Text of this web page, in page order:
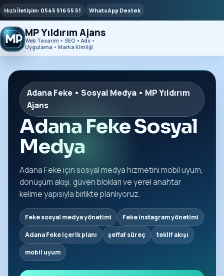
Hızlı İletişim: 0545 516 55 51 WhatsApp Destek
MP Yıldırım Ajans
Web Tasarım • SEO • Ads •
Uygulama • Marka Kimliği
Adana Feke • Sosyal Medya • MP Yıldırım
Ajans
Adana Feke Sosyal
Medya
Adana Feke için sosyal medya hizmetini mobil uyum,
dönüşüm akışı, güven blokları ve yerel anahtar
kelime yapısıyla birlikte planlıyoruz.
Feke sosyal medya yönetimi Feke instagram yönetimi
Adana Feke içerik planı şeffaf süreç teklif akışı
mobil uyum